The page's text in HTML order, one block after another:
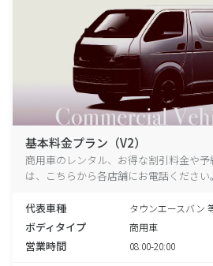
基本料金プラン（V2）
商用車のレンタル、お得な割引料金や
は、こちらから各店舗にお電話ください。
代表車種 タウンエースバン
ボディタイプ 商用車
営業時間 08:00-20:00